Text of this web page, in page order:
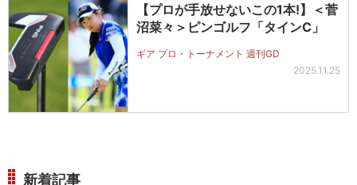
【プロが手放せないこの1本!】＜菅
沼菜々＞ピンゴルフ「タインC」
ギア プロ・トーナメント 週刊GD
2025.11.25
新着記事